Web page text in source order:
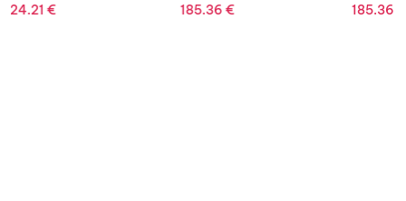
185.36
185.36€
13.06